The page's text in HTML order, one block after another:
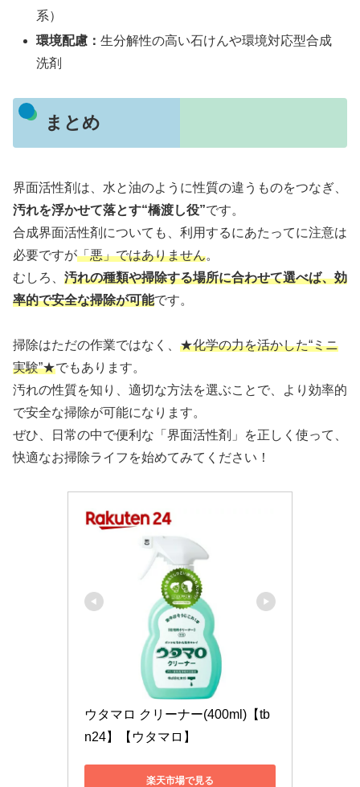
系）
環境配慮：生分解性の高い石けんや環境対応型合成
洗剤
まとめ
界面活性剤は、水と油のように性質の違うものをつなぎ、
汚れを浮かせて落とす“橋渡し役”です。
合成界面活性剤についても、利用するにあたってに注意は
必要ですが「悪」ではありません。
むしろ、 汚れの種類や掃除する場所に合わせて選べば、効
率的で安全な掃除が可能です。
掃除はただの作業ではなく、 ★化学の力を活かした“ミニ
実験”★でもあります。
汚れの性質を知り、適切な方法を選ぶことで、より効率的
で安全な掃除が可能になります。
ぜひ、日常の中で便利な「界面活性剤」を正しく使って、
快適なお掃除ライフを始めてみてください！
ウタマロ クリーナー(400ml)【tb
n24】【ウタマロ】
楽天市場で見る